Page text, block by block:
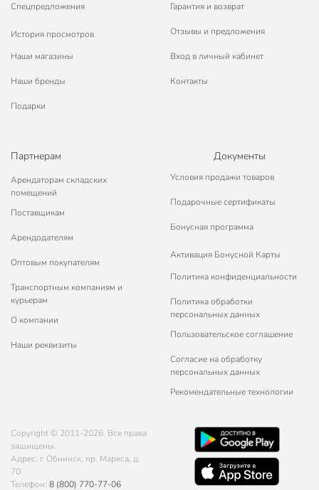
Спецпредложения
История просмотров
Наши магазины
Наши бренды
Подарки
Гарантия и возврат
Отзывы и предложения
Вход в личный кабинет
Контакты
Партнерам
Арендаторам складских
помещений
Поставщикам
Арендодателям
Оптовым покупателям
Транспортным компаниям и
курьерам
О компании
Наши реквизиты
Документы
Условия продажи товаров
Подарочные сертификаты
Бонусная программа
Активация Бонусной Карты
Политика конфиденциальности
Политика обработки
персональных данных
Пользовательское соглашение
Согласие на обработку
персональных данных
Рекомендательные технологии
Copyright © 2011-2026. Все права
защищены.
Адрес: г. Обнинск, пр. Маркса, д.
70
Телефон: 8 (800) 770-77-06